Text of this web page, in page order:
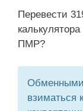
Перевести
ПМР?
Обменными
взиматься